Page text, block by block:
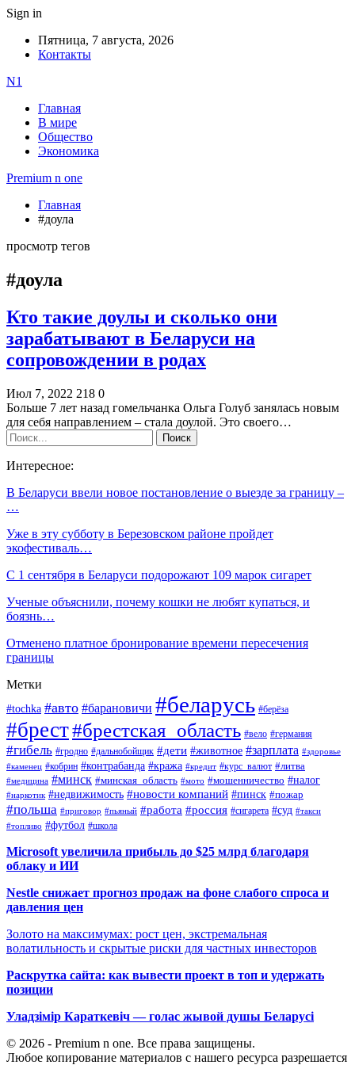
Sign in
Пятница, 7 августа, 2026
Контакты
N1
Главная
В мире
Общество
Экономика
Premium n one
Главная
#доула
просмотр тегов
#доула
Кто такие доулы и сколько они
зарабатывают в Беларуси на
сопровождении в родах
Июл 7, 2022 218 0
Больше 7 лет назад гомельчанка Ольга Голуб занялась новым
для себя направлением – стала доулой. Это своего…
Интересное:
В Беларуси ввели новое постановление о выезде за границу –
…
Уже в эту субботу в Березовском районе пройдет
экофестиваль…
С 1 сентября в Беларуси подорожают 109 марок сигарет
Ученые объяснили, почему кошки не любят купаться, и
боязнь…
Отменено платное бронирование времени пересечения
границы
Метки
#tochka #авто #барановичи #беларусь #берёза
#брест#брестская_область #вело #германия
#гибель #гродно #дальнобойщик #дети #животное #зарплата #здоровье
#каменец #кобрин #контрабанда #кража #кредит #курс_валют #литва
#медицина #минск #минская_область #мото #мошенничество #налог
#наркотик #недвижимость #новости компаний #пинск #пожар
#польша #приговор #пьяный #работа #россия #сигарета #суд #такси
#топливо #футбол #школа
Microsoft увеличила прибыль до $25 млрд благодаря
облаку и ИИ
Nestle снижает прогноз продаж на фоне слабого спроса и
давления цен
Золото на максимумах: рост цен, экстремальная
волатильность и скрытые риски для частных инвесторов
Раскрутка сайта: как вывести проект в топ и удержать
позиции
Уладзімір Караткевіч — голас жывой душы Беларусі
© 2026 - Premium n one. Все права защищены.
Любое копирование материалов с нашего ресурса разрешается